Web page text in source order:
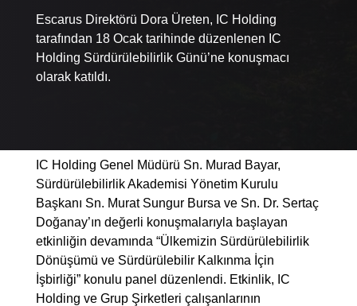
Escarus Direktörü Dora Üreten, IC Holding
tarafından 18 Ocak tarihinde düzenlenen IC
Holding Sürdürülebilirlik Günü’ne konuşmacı
olarak katıldı.
IC Holding Genel Müdürü Sn. Murad Bayar,
Sürdürülebilirlik Akademisi Yönetim Kurulu
Başkanı Sn. Murat Sungur Bursa ve Sn. Dr. Sertaç
Doğanay’ın değerli konuşmalarıyla başlayan
etkinliğin devamında “Ülkemizin Sürdürülebilirlik
Dönüşümü ve Sürdürülebilir Kalkınma İçin
İşbirliği” konulu panel düzenlendi. Etkinlik, IC
Holding ve Grup Şirketleri çalışanlarının